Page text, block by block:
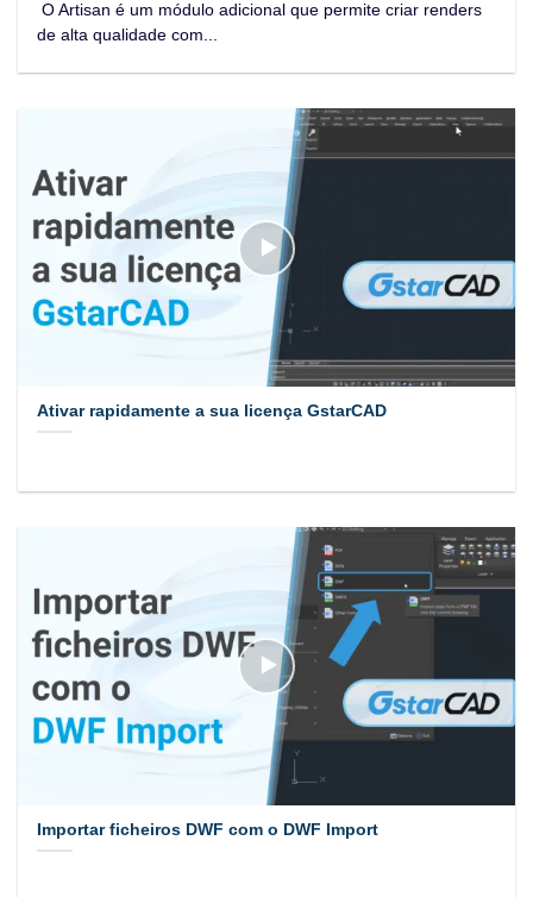
O Artisan é um módulo adicional que permite criar renders
de alta qualidade com...
Ativar rapidamente a sua licença GstarCAD
Importar ficheiros DWF com o DWF Import